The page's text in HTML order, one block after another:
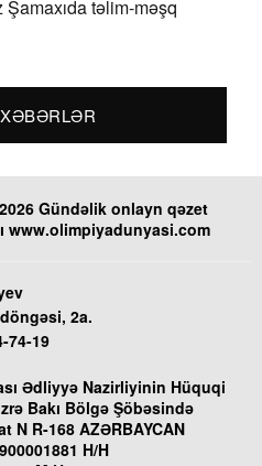
Şamaxıda təlim-məşq
Gündəlik onlayn qəzet
www.olimpiyadunyasi.com
2a.
74-19
Ədliyyə Nazirliyinin Hüquqi
Bakı Bölgə Şöbəsində
N R-168 AZƏRBAYCAN
H/H